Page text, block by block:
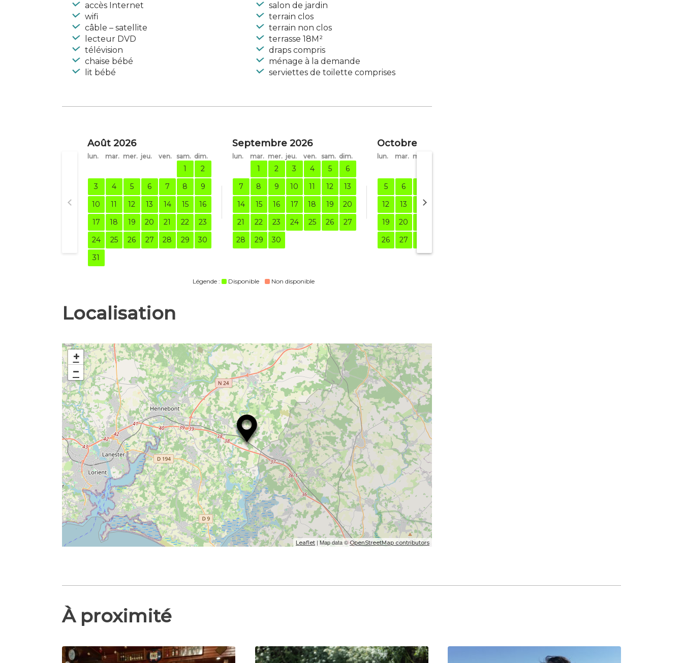
accès Internet
wifi
câble – satellite
lecteur DVD
télévision
chaise bébé
lit bébé
salon de jardin
terrain clos
terrain non clos
terrasse 18M²
draps compris
ménage à la demande
serviettes de toilette comprises
Août 2026
lun. mar. mer. jeu. ven. sam. dim.
1
2
3
4 5 6 7 8
9
10
11 12 13 14 15
16
17
18 19 20 21 22
23
24
25 26 27 28 29
30
31
Septembre 2026
lun. mar. mer. jeu. ven. sam. dim.
1 2 3 4 5
6
7
8 9 10 11 12
13
14
15 16 17 18 19
20
21
22 23 24 25 26
27
28
29 30
Octobre 2026
lun. mar. mer.
5
6
12
13 14
19
20
26
27
Légende : Disponible Non disponible
Localisation
+
−
Leaflet | Map data ©OpenStreetMap contributors
À proximité